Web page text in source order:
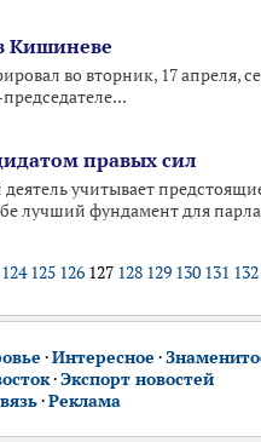
Кишиневе
во вторник, 17 апреля,
правых сил
учитывает
лучший фундамент для
124 125 126 127 128 129 130 131 132
·Интересное ·
·Экспорт новостей
·Реклама